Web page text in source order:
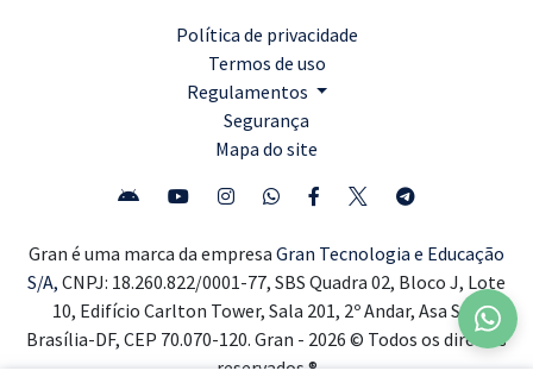
Política de privacidade
Termos de uso
Regulamentos
Segurança
Mapa do site
Gran é uma marca da empresa Gran Tecnologia e Educação
S/A, CNPJ: 18.260.822/0001-77, SBS Quadra 02, Bloco J, Lote
10, Edifício Carlton Tower, Sala 201, 2º Andar, Asa Sul,
Brasília-DF, CEP 70.070-120. Gran - 2026 © Todos os direitos
reservados ®